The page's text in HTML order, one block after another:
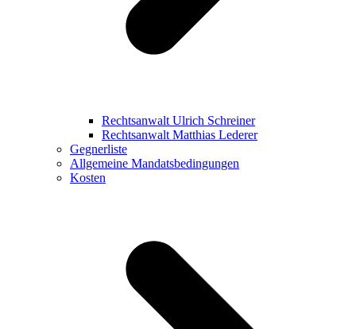
Rechtsanwalt Ulrich Schreiner
Rechtsanwalt Matthias Lederer
Gegnerliste
Allgemeine Mandatsbedingungen
Kosten